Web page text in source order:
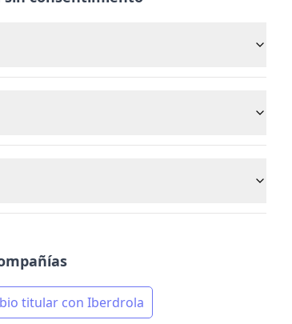
titular con Iberdrola